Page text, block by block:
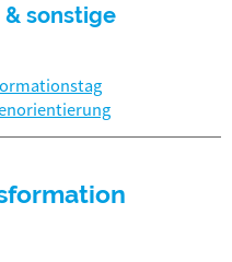
sonstige